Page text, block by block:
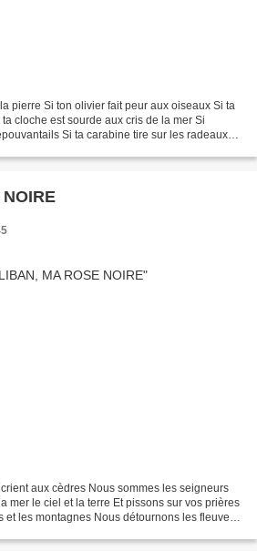
pierre Si ton olivier fait peur aux oiseaux Si ta
cloche est sourde aux cris de la mer Si
Si ta carabine tire sur les radeaux
aux cèdres Nous sommes les seigneurs
mer le ciel et la terre Et pissons sur vos prières
et les montagnes Nous détournons les fleuves